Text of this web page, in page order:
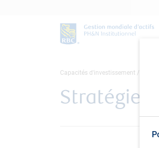
Capacités d'investissement
Stratégie